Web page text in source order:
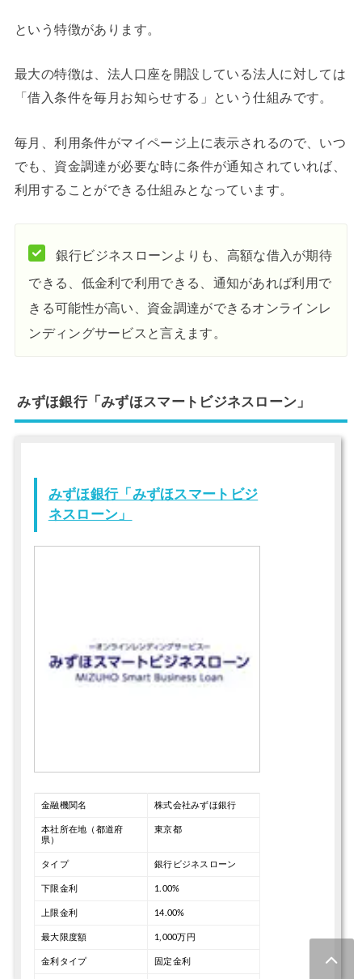
という特徴があります。
最大の特徴は、法人口座を開設している法人に対しては
「借入条件を毎月お知らせする」という仕組みです。
毎月、利用条件がマイページ上に表示されるので、いつ
でも、資金調達が必要な時に条件が通知されていれば、
利用することができる仕組みとなっています。
銀行ビジネスローンよりも、高額な借入が期待
できる、低金利で利用できる、通知があれば利用で
きる可能性が高い、資金調達ができるオンラインレ
ンディングサービスと言えます。
みずほ銀行「みずほスマートビジネスローン」
みずほ銀行「みずほスマートビジ
ネスローン」
金融機関名 株式会社みずほ銀行
本社所在地（都道府
県）
東京都
タイプ 銀行ビジネスローン
下限金利 1.00%
上限金利 14.00%
最大限度額 1,000万円
金利タイプ 固定金利